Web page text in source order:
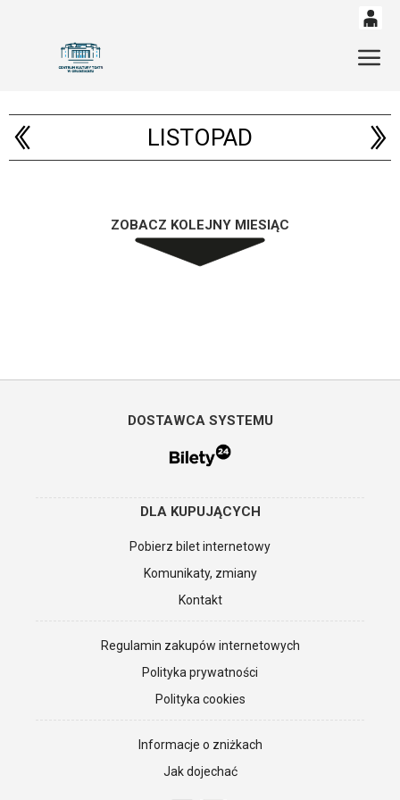
14 53
LISTOPAD
ZOBACZ KOLEJNY MIESIĄC
DOSTAWCA SYSTEMU
DLA KUPUJĄCYCH
Pobierz bilet internetowy
Komunikaty, zmiany
Kontakt
Regulamin zakupów internetowych
Polityka prywatności
Polityka cookies
Informacje o zniżkach
Jak dojechać